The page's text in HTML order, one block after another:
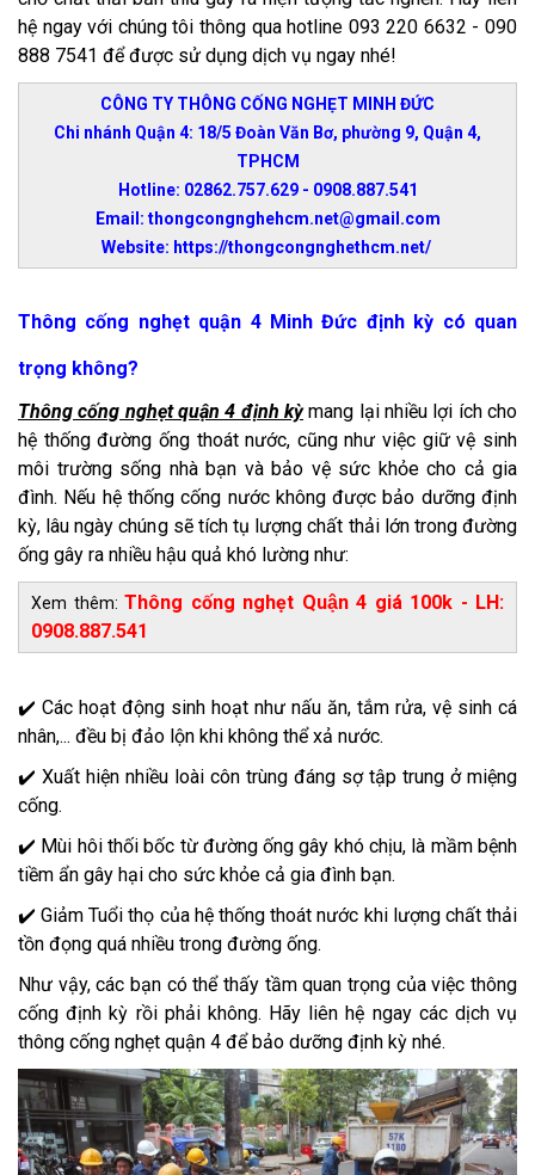
hệ ngay với chúng tôi thông qua hotline 093 220 6632 - 090
888 7541 để được sử dụng dịch vụ ngay nhé!
CÔNG TY THÔNG CỐNG NGHẸT MINH ĐỨC
Chi nhánh Quận 4: 18/5 Đoàn Văn Bơ, phường 9, Quận 4,
TPHCM
Hotline: 02862.757.629 - 0908.887.541
Email: thongcongnghehcm.net@gmail.com
Website: https://thongcongnghethcm.net/
Thông cống nghẹt quận 4 Minh Đức định kỳ có quan
trọng không?
Thông cống nghẹt quận 4 định kỳmang lại nhiều lợi ích cho
hệ thống đường ống thoát nước, cũng như việc giữ vệ sinh
môi trường sống nhà bạn và bảo vệ sức khỏe cho cả gia
đình. Nếu hệ thống cống nước không được bảo dưỡng định
kỳ, lâu ngày chúng sẽ tích tụ lượng chất thải lớn trong đường
ống gây ra nhiều hậu quả khó lường như:
Xem thêm: Thông cống nghẹt Quận 4 giá 100k - LH:
0908.887.541
✔️ Các hoạt động sinh hoạt như nấu ăn, tắm rửa, vệ sinh cá
nhân,... đều bị đảo lộn khi không thể xả nước.
✔️ Xuất hiện nhiều loài côn trùng đáng sợ tập trung ở miệng
cống.
✔️ Mùi hôi thối bốc từ đường ống gây khó chịu, là mầm bệnh
tiềm ẩn gây hại cho sức khỏe cả gia đình bạn.
✔️ Giảm Tuổi thọ của hệ thống thoát nước khi lượng chất thải
tồn đọng quá nhiều trong đường ống.
Như vậy, các bạn có thể thấy tầm quan trọng của việc thông
cống định kỳ rồi phải không. Hãy liên hệ ngay các dịch vụ
thông cống nghẹt quận 4 để bảo dưỡng định kỳ nhé.